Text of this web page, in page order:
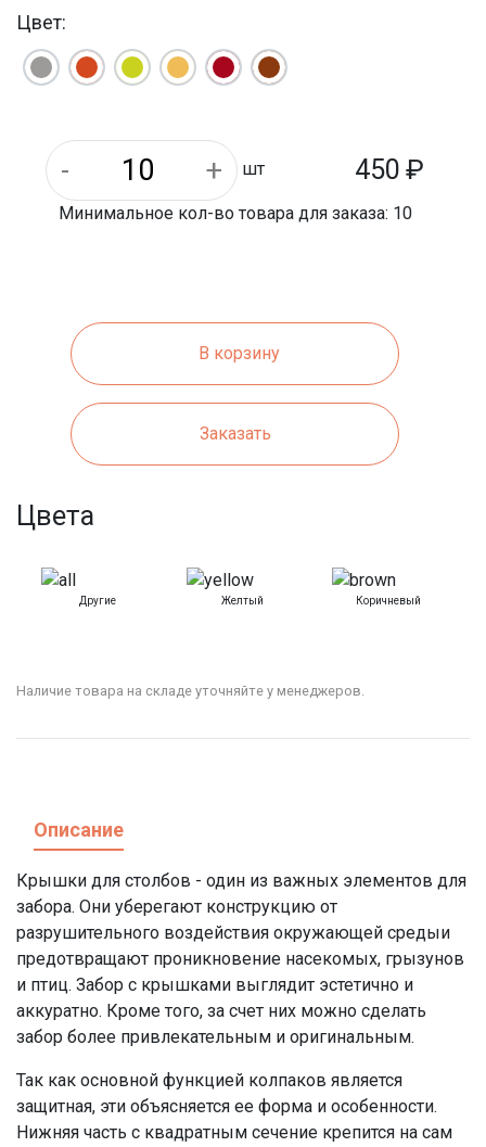
Цвет:
шт 450 ₽
Минимальное кол-во товара для заказа: 10
В корзину
Заказать
Цвета
Другие Желтый Коричневый
Наличие товара на складе уточняйте у менеджеров.
Описание
Крышки для столбов - один из важных элементов для
забора. Они уберегают конструкцию от
разрушительного воздействия окружающей средыи
предотвращают проникновение насекомых, грызунов
и птиц. Забор с крышками выглядит эстетично и
аккуратно. Кроме того, за счет них можно сделать
забор более привлекательным и оригинальным.
Так как основной функцией колпаков является
защитная, эти объясняется ее форма и особенности.
Нижняя часть с квадратным сечение крепится на сам